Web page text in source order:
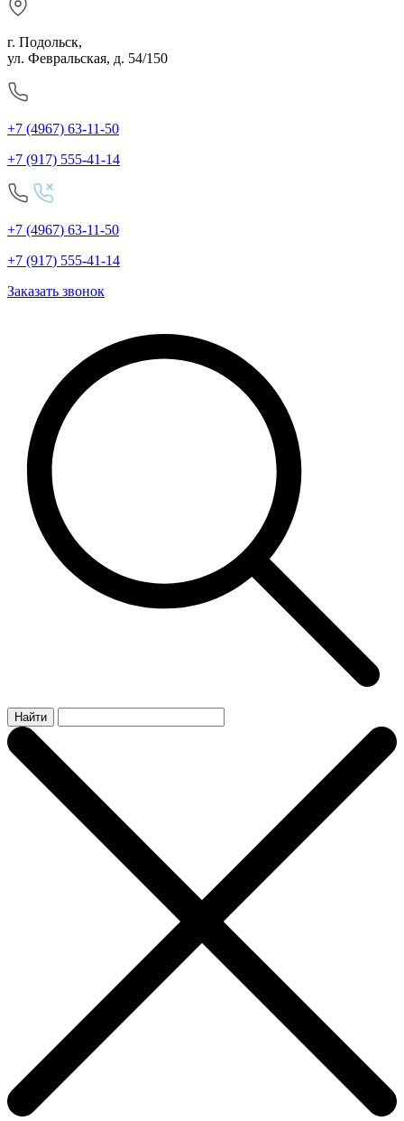
г. Подольск,
ул. Февральская, д. 54/150
+7 (4967) 63-11-50
+7 (917) 555-41-14
+7 (4967) 63-11-50
+7 (917) 555-41-14
Заказать звонок
Найти